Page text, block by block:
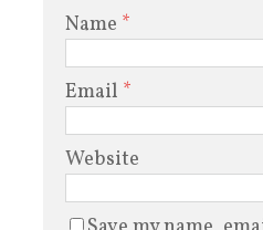
Name *
Email *
Website